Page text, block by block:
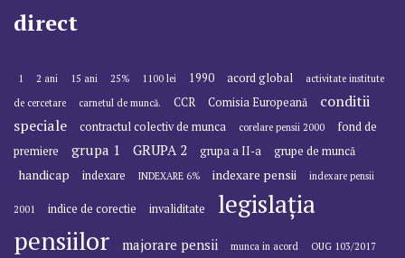
direct
1 2 ani 15 ani 25% 1100 lei 1990 acord global
activitate institute
de cercetare
carnetul de muncă. CCR Comisia Europeană
conditii
speciale
contractul colectiv de munca corelare pensii 2000
fond de
premiere
grupa 1 GRUPA 2 grupa a II-a grupe de muncă
handicap indexare INDEXARE 6% indexare pensii indexare pensii
2001 indice de corectie invaliditate
legislația
pensiilor
majorare pensii munca in acord OUG 103/2017